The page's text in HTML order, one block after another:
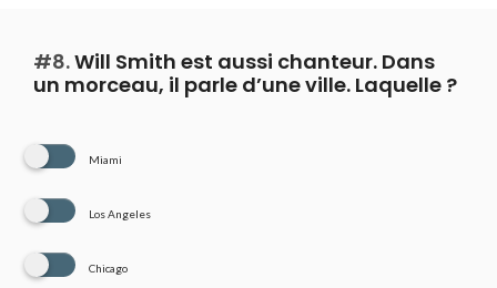
#8.Will Smith est aussi chanteur. Dans
un morceau, il parle d’une ville. Laquelle ?
Miami
Los Angeles
Chicago